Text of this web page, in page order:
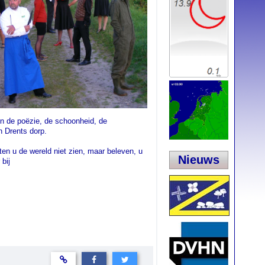
Nieuws
de poëzie, de schoonheid, de
Drents dorp.
u de wereld niet zien, maar beleven, u
bij